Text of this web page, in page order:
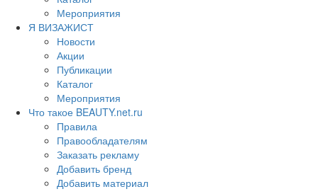
Мероприятия
Я ВИЗАЖИСТ
Новости
Акции
Публикации
Каталог
Мероприятия
Что такое BEAUTY.net.ru
Правила
Правообладателям
Заказать рекламу
Добавить бренд
Добавить материал